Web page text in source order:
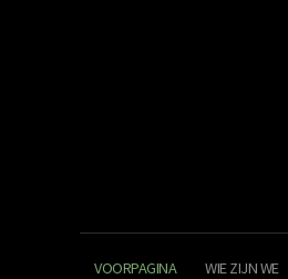
VOORPAGINA WIE ZIJN WE